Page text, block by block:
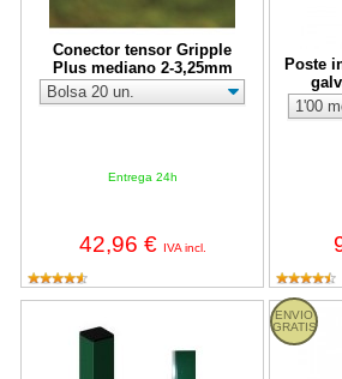
Conector tensor Gripple
Plus mediano 2-3,25mm
Entrega 24h
42,96 € IVA incl.
Poste
Poste cuadrado verde de 60x60x1'5mm
ENVIO
GRATIS
Puerta